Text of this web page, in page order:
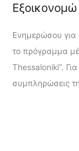
Εξοικονομώ
Ενημερώσου για
το πρόγραμμα
Thessaloniki”.
συμπληρώσεις